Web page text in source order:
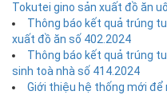
Tokutei gino sản xuất đồ ăn
Thông báo kết quả trúng
xuất đồ ăn số 402.2024
Thông báo kết quả trúng
sinh toà nhà số 414.2024
Giới thiệu hệ thống mới